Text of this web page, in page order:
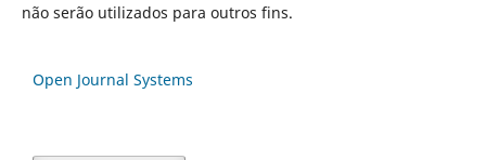
não serão utilizados para outros fins.
Open Journal Systems